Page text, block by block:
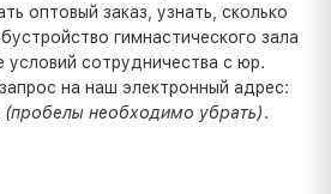
оптовый заказ, узнать, сколько
гимнастического зала
условий сотрудничества с юр.
на наш электронный адрес:
(пробелы необходимо убрать).